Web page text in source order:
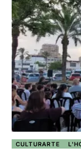
CULTURARTE